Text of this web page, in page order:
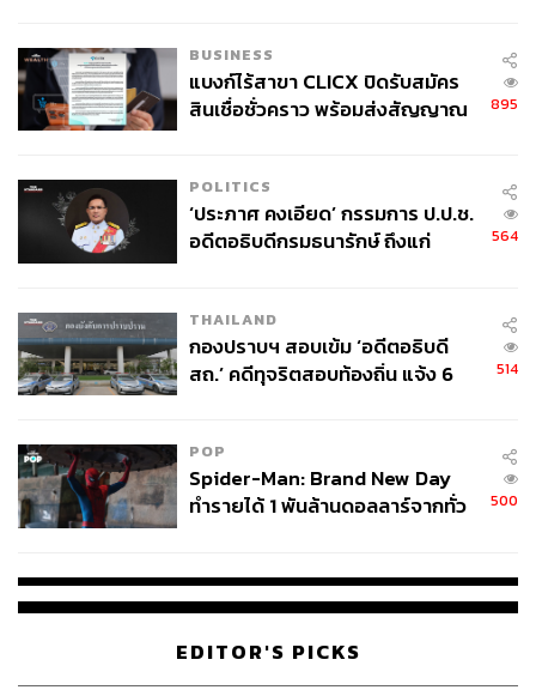
ส่วนตัวคิดว่าถ้าร้านอาหารในไทยอยากใช้ Opt-out ในการ
ให้คนบริจาคเงิน สามารถใช้เทคนิคการ Nudge โดยการ
เกริ่นชี้นำ (Priming) มาช่วยประกอบกัน ร้านอาหารสามารถ
เขียนไว้ในเมนูหรือตามผนัง และยังสามารถเพิ่มข้อมูลเกี่ยว
กับองค์กรการกุศลเพื่อบอกเหตุผลจูงใจว่าทำไมอยาก
สนับสนุน และเงินส่วนนี้จะช่วยสังคมอย่างไร โดยหลักการคือ
‘ให้บอกลูกค้าก่อน ลูกค้าจะได้ไม่ต้องรู้สึกเซอร์ไพรส์ตอนเห็น
เพียงเท่านี้ก็จะสามารถเชิญชวนให้คนมาร่วมทำบุญโดยไม่
ต้องให้ลูกค้ารู้สึกโดนมัดมือชก และยังได้อิ่มท้องอิ่มบุญกันอีก
ภาพประกอบ: นิสากร ฤทธาภัย
พิสูจน์อักษร: ภาสิณี เพิ่มพันธุ์พงศ์
อ้างอิง:
Tinghög, G., 2015. Public views on policies involving
nudges. Review of Philosophy and Psychology, 6(3),
BUSINESS
แบงก์ไร้สาขา CLICX ปิดรับสมัคร
สินเชื่อชั่วคราว พร้อมส่งสัญญาณ
895
POLITICS
‘ประภาศ คงเอียด’ กรรมการ ป.ป.ช.
อดีตอธิบดีกรมธนารักษ์ ถึงแก่
564
THAILAND
กองปราบฯ สอบเข้ม ‘อดีตอธิบดี
สถ.’ คดีทุจริตสอบท้องถิ่น แจ้ง 6
514
POP
Spider-Man: Brand New Day
ทำรายได้ 1 พันล้านดอลลาร์จากทั่ว
500
EDITOR'S PICKS